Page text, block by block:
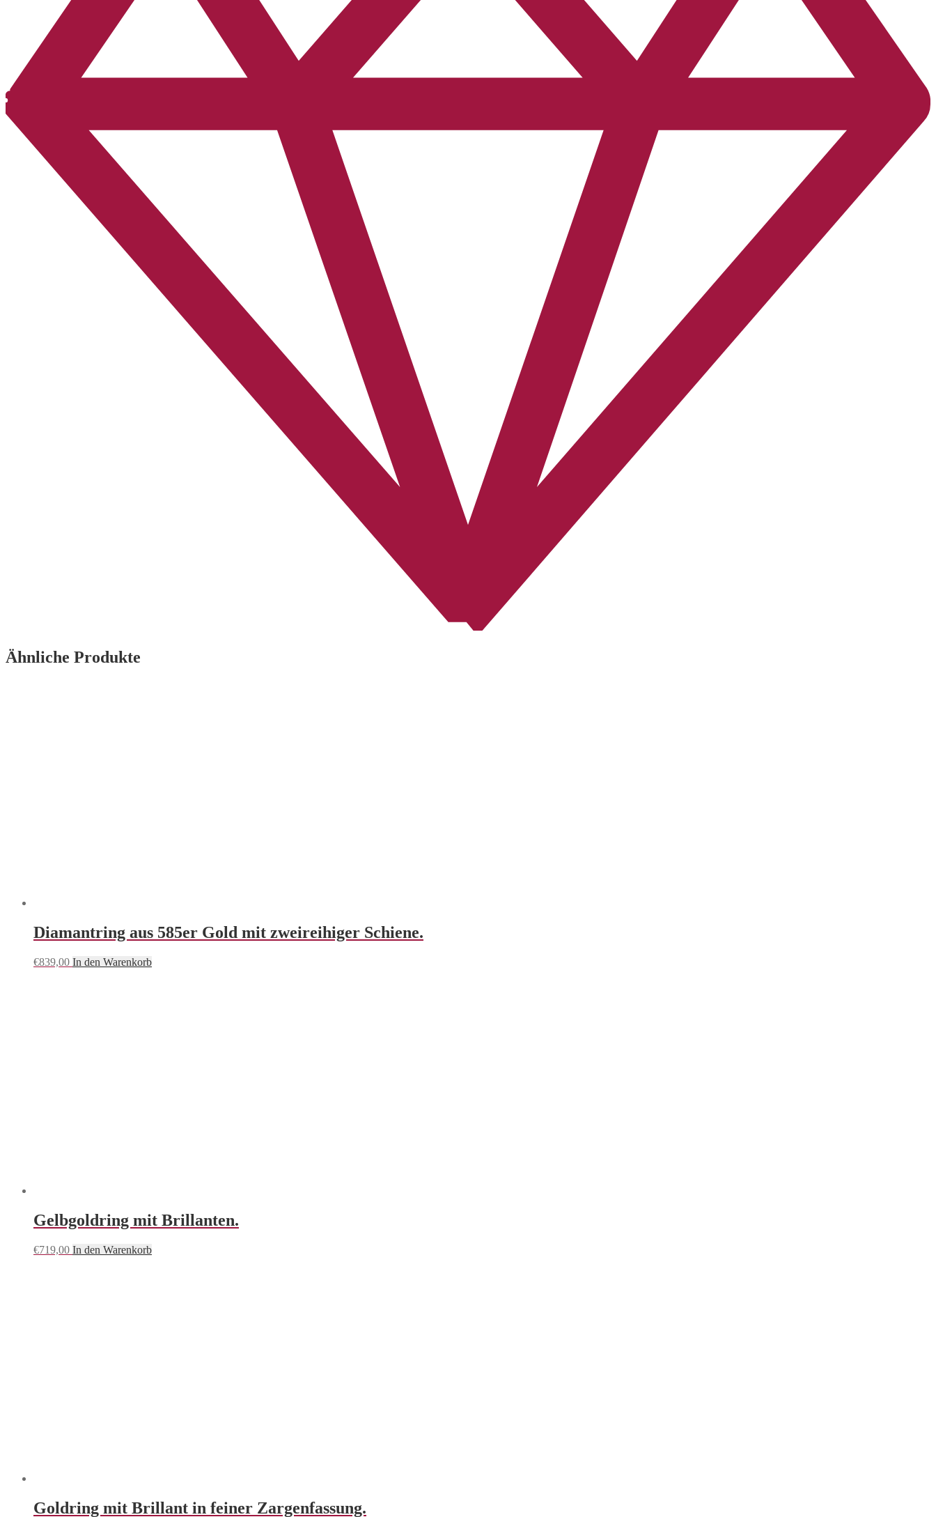
Ähnliche Produkte
Diamantring aus 585er Gold mit zweireihiger Schiene.
€839,00 In den Warenkorb
Gelbgoldring mit Brillanten.
€719,00 In den Warenkorb
Goldring mit Brillant in feiner Zargenfassung.